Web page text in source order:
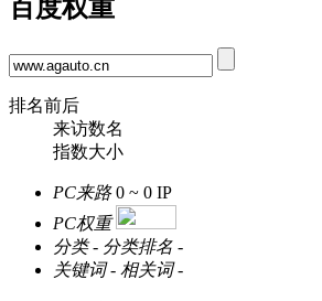
百度权重
排名前后
来访数名
指数大小
PC来路 0 ~ 0 IP
PC权重
分类 - 分类排名 -
关键词 - 相关词 -